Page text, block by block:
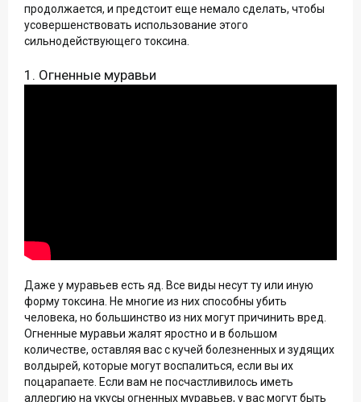
продолжается, и предстоит еще немало сделать, чтобы
усовершенствовать использование этого
сильнодействующего токсина.
1. Огненные муравьи
Даже у муравьев есть яд. Все виды несут ту или иную
форму токсина. Не многие из них способны убить
человека, но большинство из них могут причинить вред.
Огненные муравьи жалят яростно и в большом
количестве, оставляя вас с кучей болезненных и зудящих
волдырей, которые могут воспалиться, если вы их
поцарапаете. Если вам не посчастливилось иметь
аллергию на укусы огненных муравьев, у вас могут быть